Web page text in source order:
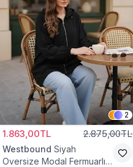
2
1.863,00TL 2.875,00TL
Westbound Siyah
Oversize Modal Fermuarlı